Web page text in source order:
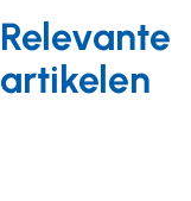
Relevante
artikelen